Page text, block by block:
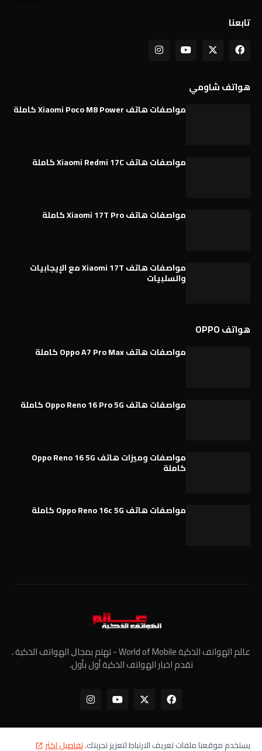
تابعنا
هواتف شاومي
مواصفات هاتف Xiaomi Poco M8 Power كاملة
مواصفات هاتف Xiaomi Redmi 17C كاملة
مواصفات هاتف Xiaomi 17T Pro كاملة
مواصفات هاتف Xiaomi 17T مع الإيجابيات
والسلبيات
هواتف OPPO
مواصفات هاتف Oppo A7 Pro Max كاملة
مواصفات هاتف Oppo Reno 16 Pro 5G كاملة
مواصفات وميزات هاتف Oppo Reno 16 5G
كاملة
مواصفات هاتف Oppo Reno 16c 5G كاملة
عالم الهواتف الذكية World of Mobile - ﺗﻬﺘﻢ ﺑﻤﺠﺎﻝ الهواتف الذكية ،
تقدم اخبار الهواتف الذكية أول بأول،
يستخدم موقعنا ملفات تعريف الارتباط لتعزيز تجربتك.تفاصيل اكثر